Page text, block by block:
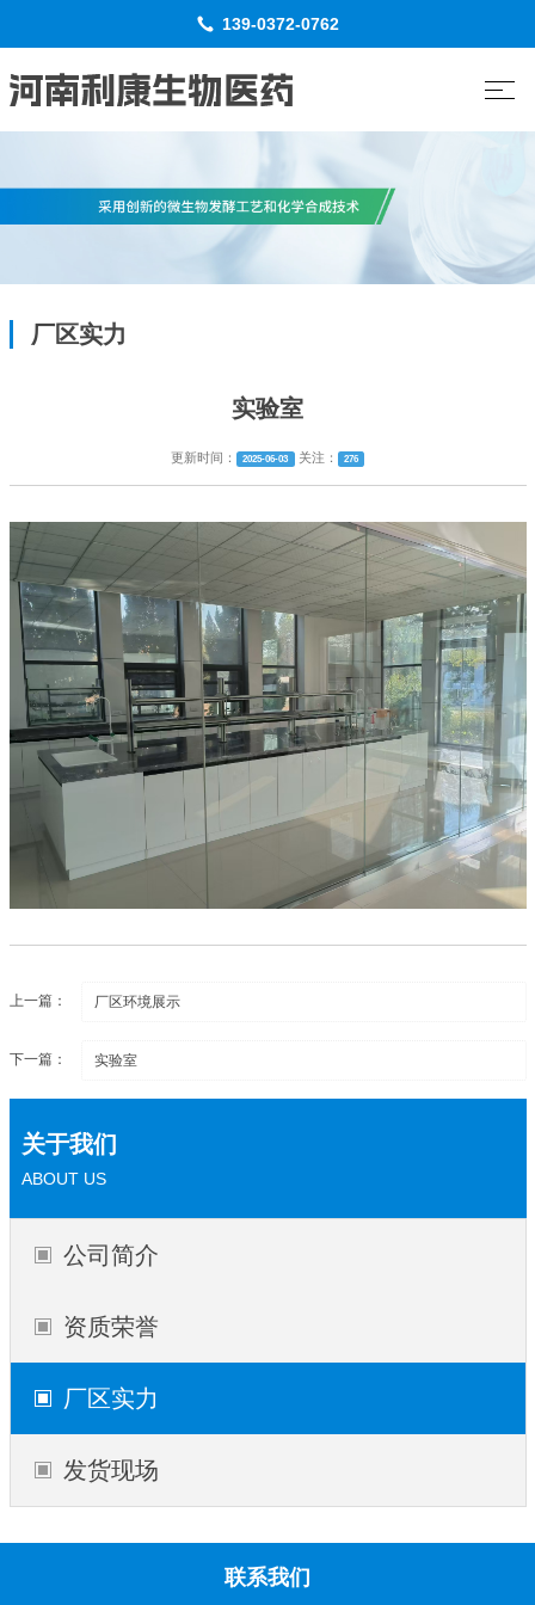
139-0372-0762
关于我们
ABOUT US
公司简介
资质荣誉
厂区实力
发货现场
厂区实力
实验室
更新时间： 2025-06-03 关注： 276
上一篇： 厂区环境展示
下一篇： 实验室
联系我们